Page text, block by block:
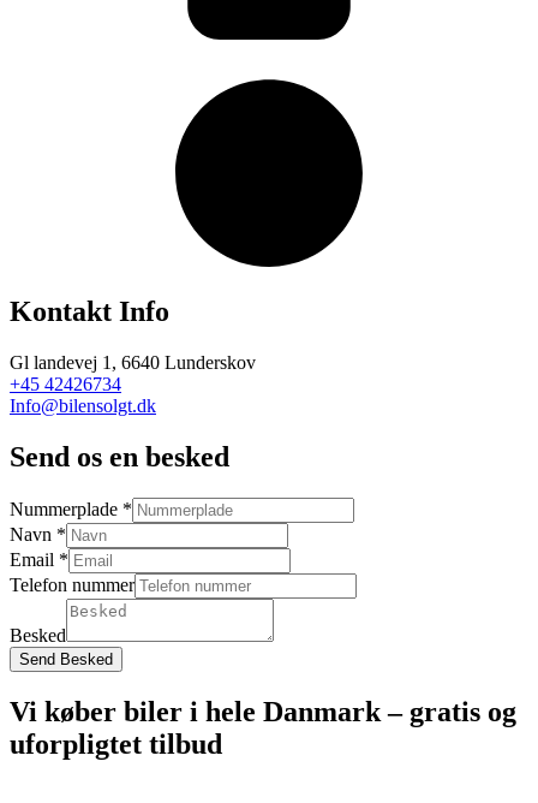
Kontakt Info
Gl landevej 1, 6640 Lunderskov
+45 42426734
Info@bilensolgt.dk
Send os en besked
Nummerplade *
Navn *
Email *
Telefon nummer
Besked
Send Besked
Vi køber biler i hele Danmark – gratis og
uforpligtet tilbud